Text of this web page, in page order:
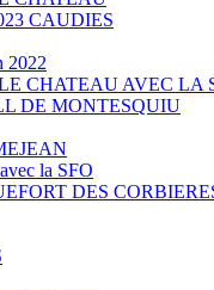
CAUDIES
2022
CHATEAU AVEC LA
DE MONTESQUIU
la SFO
DES